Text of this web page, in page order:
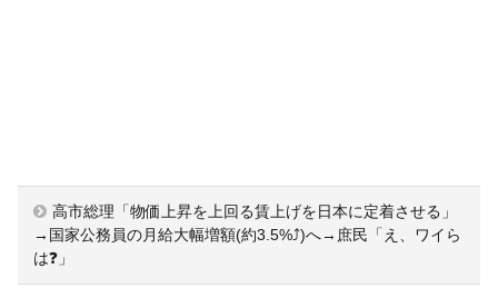
高市総理「物価上昇を上回る賃上げを日本に定着させる」
→国家公務員の月給大幅増額(約3.5%⤴)へ→庶民「え、ワイら
は❓」